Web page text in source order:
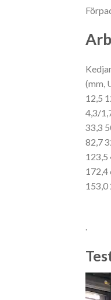
(mm,
12,5
4,3/
33,3
82,7
123,5
172,4
153,0
.
Video
Player